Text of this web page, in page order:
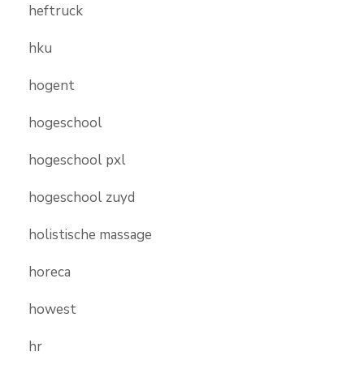
heftruck
hku
hogent
hogeschool
hogeschool pxl
hogeschool zuyd
holistische massage
horeca
howest
hr